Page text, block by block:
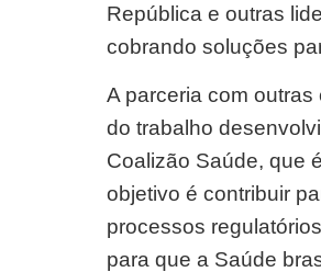
República e outras
cobrando soluções
A parceria com
do trabalho
Coalizão Saúde, que
objetivo é contribuir
processos
para que a Saúde